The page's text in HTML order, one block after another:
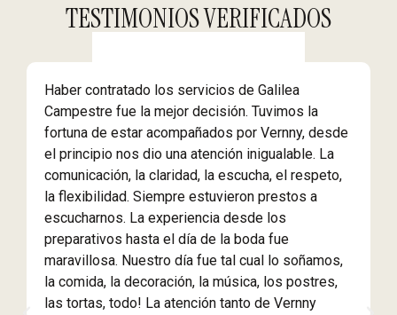
TESTIMONIOS VERIFICADOS
Haber contratado los servicios de Galilea
Campestre fue la mejor decisión. Tuvimos la
fortuna de estar acompañados por Vernny, desde
el principio nos dio una atención inigualable. La
comunicación, la claridad, la escucha, el respeto,
la flexibilidad. Siempre estuvieron prestos a
escucharnos. La experiencia desde los
preparativos hasta el día de la boda fue
maravillosa. Nuestro día fue tal cual lo soñamos,
la comida, la decoración, la música, los postres,
las tortas, todo! La atención tanto de Vernny